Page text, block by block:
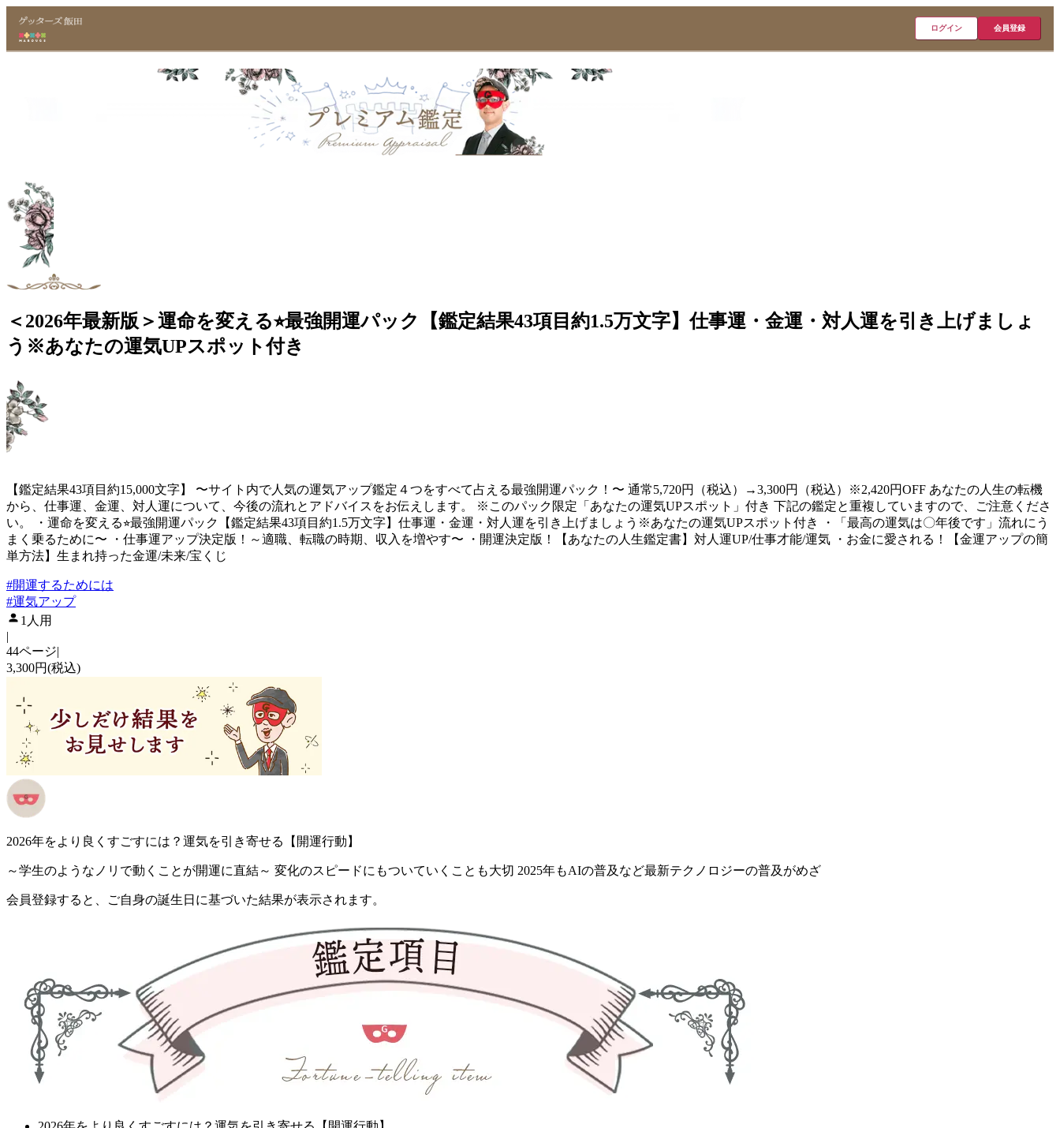
ログイン 会員登録
＜2026年最新版＞運命を変える⭐︎最強開運パック【鑑定結果43項目約1.5万文字】仕事運・金運・対人運を引き上げましょ
う※あなたの運気UPスポット付き
【鑑定結果43項目約15,000文字】 〜サイト内で人気の運気アップ鑑定４つをすべて占える最強開運パック！〜 通常5,720円（税込）→3,300円（税込）※2,420円OFF あなたの人生の転機
から、仕事運、金運、対人運について、今後の流れとアドバイスをお伝えします。 ※このパック限定「あなたの運気UPスポット」付き 下記の鑑定と重複していますので、ご注意くださ
い。 ・運命を変える⭐︎最強開運パック【鑑定結果43項目約1.5万文字】仕事運・金運・対人運を引き上げましょう※あなたの運気UPスポット付き ・「最高の運気は〇年後です」流れにう
まく乗るために〜 ・仕事運アップ決定版！～適職、転職の時期、収入を増やす〜 ・開運決定版！【あなたの人生鑑定書】対人運UP/仕事才能/運気 ・お金に愛される！【金運アップの簡
単方法】生まれ持った金運/未来/宝くじ
#開運するためには
#運気アップ
1人用
|
44ページ|
3,300円(税込)
2026年をより良くすごすには？運気を引き寄せる【開運行動】
～学生のようなノリで動くことが開運に直結～ 変化のスピードにもついていくことも大切 2025年もAIの普及など最新テクノロジーの普及がめざ
会員登録すると、ご自身の誕生日に基づいた結果が表示されます。